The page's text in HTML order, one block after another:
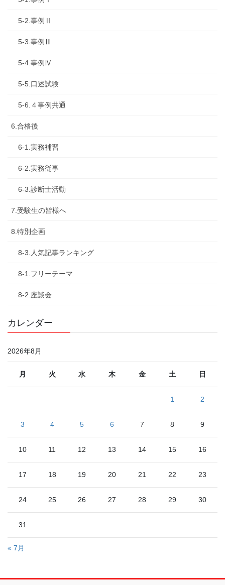
5-2.事例Ⅱ
5-3.事例Ⅲ
5-4.事例Ⅳ
5-5.口述試験
5-6.４事例共通
6.合格後
6-1.実務補習
6-2.実務従事
6-3.診断士活動
7.受験生の皆様へ
8.特別企画
8-3.人気記事ランキング
8-1.フリーテーマ
8-2.座談会
カレンダー
2026年8月
月 火 水 木 金 土 日
1 2
3 4 5 6 7 8 9
10 11 12 13 14 15 16
17 18 19 20 21 22 23
24 25 26 27 28 29 30
31
« 7月